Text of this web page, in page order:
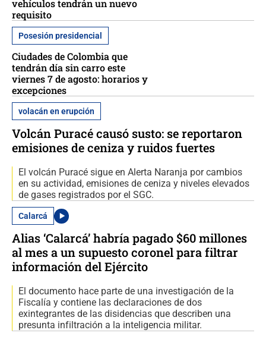
vehículos tendrán un nuevo
requisito
Posesión presidencial
Ciudades de Colombia que
tendrán día sin carro este
viernes 7 de agosto: horarios y
excepciones
volacán en erupción
Volcán Puracé causó susto: se reportaron
emisiones de ceniza y ruidos fuertes
El volcán Puracé sigue en Alerta Naranja por cambios
en su actividad, emisiones de ceniza y niveles elevados
de gases registrados por el SGC.
Calarcá
Alias ‘Calarcá’ habría pagado $60 millones
al mes a un supuesto coronel para filtrar
información del Ejército
El documento hace parte de una investigación de la
Fiscalía y contiene las declaraciones de dos
exintegrantes de las disidencias que describen una
presunta infiltración a la inteligencia militar.